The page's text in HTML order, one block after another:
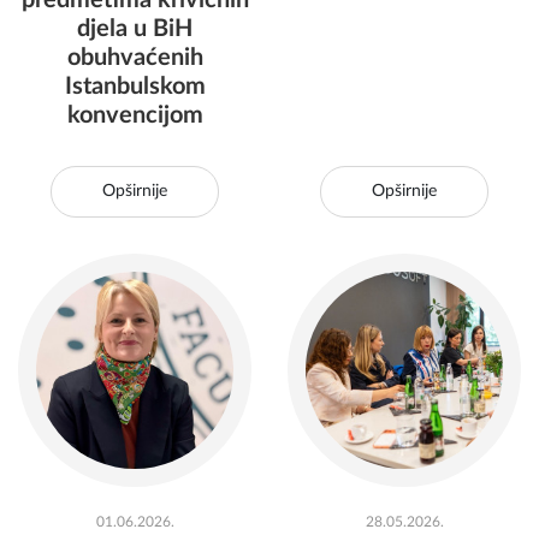
djela u BiH
obuhvaćenih
Istanbulskom
konvencijom
Opširnije Opširnije
01.06.2026. 28.05.2026.